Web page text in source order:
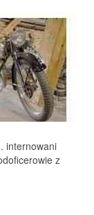
internowani
z